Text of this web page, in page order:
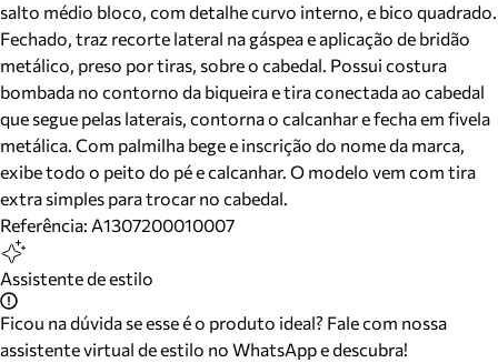
salto médio bloco, com detalhe curvo interno, e bico quadrado.
Fechado, traz recorte lateral na gáspea e aplicação de bridão
metálico, preso por tiras, sobre o cabedal. Possui costura
bombada no contorno da biqueira e tira conectada ao cabedal
que segue pelas laterais, contorna o calcanhar e fecha em fivela
metálica. Com palmilha bege e inscrição do nome da marca,
exibe todo o peito do pé e calcanhar. O modelo vem com tira
extra simples para trocar no cabedal.
Referência: A1307200010007
Assistente de estilo
Ficou na dúvida se esse é o produto ideal? Fale com nossa
assistente virtual de estilo no WhatsApp e descubra!